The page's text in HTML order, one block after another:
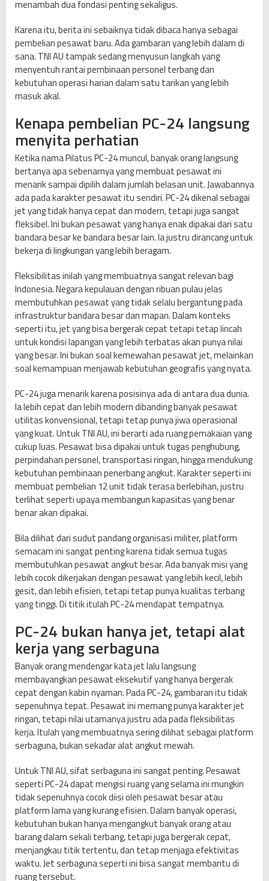
menambah dua fondasi penting sekaligus.
Karena itu, berita ini sebaiknya tidak dibaca hanya sebagai
pembelian pesawat baru. Ada gambaran yang lebih dalam di
sana. TNI AU tampak sedang menyusun langkah yang
menyentuh rantai pembinaan personel terbang dan
kebutuhan operasi harian dalam satu tarikan yang lebih
masuk akal.
Kenapa pembelian PC-24 langsung
menyita perhatian
Ketika nama Pilatus PC-24 muncul, banyak orang langsung
bertanya apa sebenarnya yang membuat pesawat ini
menarik sampai dipilih dalam jumlah belasan unit. Jawabannya
ada pada karakter pesawat itu sendiri. PC-24 dikenal sebagai
jet yang tidak hanya cepat dan modern, tetapi juga sangat
fleksibel. Ini bukan pesawat yang hanya enak dipakai dari satu
bandara besar ke bandara besar lain. Ia justru dirancang untuk
bekerja di lingkungan yang lebih beragam.
Fleksibilitas inilah yang membuatnya sangat relevan bagi
Indonesia. Negara kepulauan dengan ribuan pulau jelas
membutuhkan pesawat yang tidak selalu bergantung pada
infrastruktur bandara besar dan mapan. Dalam konteks
seperti itu, jet yang bisa bergerak cepat tetapi tetap lincah
untuk kondisi lapangan yang lebih terbatas akan punya nilai
yang besar. Ini bukan soal kemewahan pesawat jet, melainkan
soal kemampuan menjawab kebutuhan geografis yang nyata.
PC-24 juga menarik karena posisinya ada di antara dua dunia.
Ia lebih cepat dan lebih modern dibanding banyak pesawat
utilitas konvensional, tetapi tetap punya jiwa operasional
yang kuat. Untuk TNI AU, ini berarti ada ruang pemakaian yang
cukup luas. Pesawat bisa dipakai untuk tugas penghubung,
perpindahan personel, transportasi ringan, hingga mendukung
kebutuhan pembinaan penerbang angkut. Karakter seperti ini
membuat pembelian 12 unit tidak terasa berlebihan, justru
terlihat seperti upaya membangun kapasitas yang benar
benar akan dipakai.
Bila dilihat dari sudut pandang organisasi militer, platform
semacam ini sangat penting karena tidak semua tugas
membutuhkan pesawat angkut besar. Ada banyak misi yang
lebih cocok dikerjakan dengan pesawat yang lebih kecil, lebih
gesit, dan lebih efisien, tetapi tetap punya kualitas terbang
yang tinggi. Di titik itulah PC-24 mendapat tempatnya.
PC-24 bukan hanya jet, tetapi alat
kerja yang serbaguna
Banyak orang mendengar kata jet lalu langsung
membayangkan pesawat eksekutif yang hanya bergerak
cepat dengan kabin nyaman. Pada PC-24, gambaran itu tidak
sepenuhnya tepat. Pesawat ini memang punya karakter jet
ringan, tetapi nilai utamanya justru ada pada fleksibilitas
kerja. Itulah yang membuatnya sering dilihat sebagai platform
serbaguna, bukan sekadar alat angkut mewah.
Untuk TNI AU, sifat serbaguna ini sangat penting. Pesawat
seperti PC-24 dapat mengisi ruang yang selama ini mungkin
tidak sepenuhnya cocok diisi oleh pesawat besar atau
platform lama yang kurang efisien. Dalam banyak operasi,
kebutuhan bukan hanya mengangkut banyak orang atau
barang dalam sekali terbang, tetapi juga bergerak cepat,
menjangkau titik tertentu, dan tetap menjaga efektivitas
waktu. Jet serbaguna seperti ini bisa sangat membantu di
ruang tersebut.